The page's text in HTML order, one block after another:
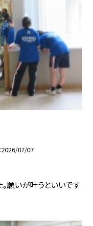
2026/07/07
願いが叶うといいです